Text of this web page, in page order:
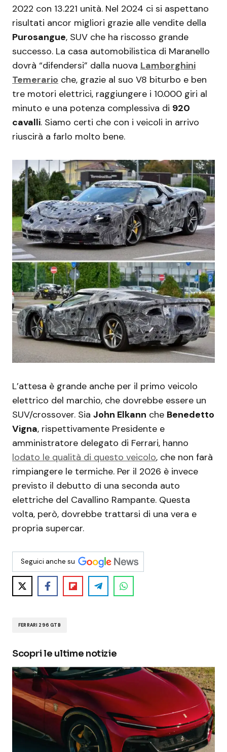
2022 con 13.221 unità. Nel 2024 ci si aspettano
risultati ancor migliori grazie alle vendite della
Purosangue, SUV che ha riscosso grande
successo. La casa automobilistica di Maranello
dovrà “difendersi” dalla nuova Lamborghini
Temerario che, grazie al suo V8 biturbo e ben
tre motori elettrici, raggiungere i 10.000 giri al
minuto e una potenza complessiva di 920
cavalli. Siamo certi che con i veicoli in arrivo
riuscirà a farlo molto bene.
L’attesa è grande anche per il primo veicolo
elettrico del marchio, che dovrebbe essere un
SUV/crossover. Sia John Elkann che Benedetto
Vigna, rispettivamente Presidente e
amministratore delegato di Ferrari, hanno
lodato le qualità di questo veicolo, che non farà
rimpiangere le termiche. Per il 2026 è invece
previsto il debutto di una seconda auto
elettriche del Cavallino Rampante. Questa
volta, però, dovrebbe trattarsi di una vera e
propria supercar.
Seguici anche su
FERRARI 296 GTB
Scopri le ultime notizie